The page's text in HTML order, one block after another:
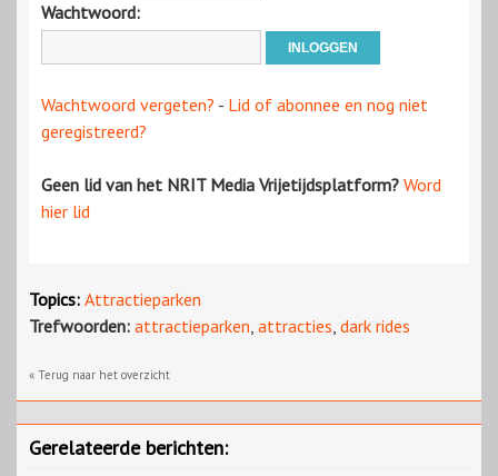
Wachtwoord:
Wachtwoord vergeten? - Lid of abonnee en nog niet
geregistreerd?
Geen lid van het NRIT Media Vrijetijdsplatform? Word
hier lid
Topics: Attractieparken
Trefwoorden: attractieparken, attracties, dark rides
« Terug naar het overzicht
Gerelateerde berichten: